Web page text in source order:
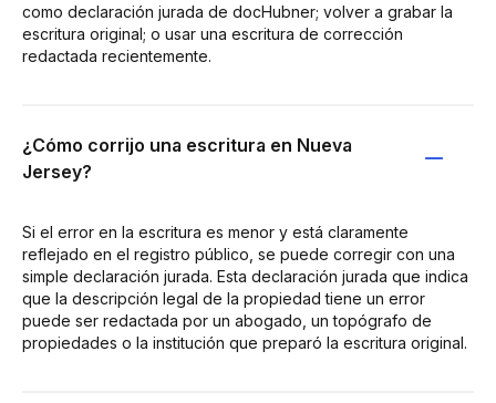
como declaración jurada de docHubner; volver a grabar la
escritura original; o usar una escritura de corrección
redactada recientemente.
¿Cómo corrijo una escritura en Nueva
Jersey?
Si el error en la escritura es menor y está claramente
reflejado en el registro público, se puede corregir con una
simple declaración jurada. Esta declaración jurada que indica
que la descripción legal de la propiedad tiene un error
puede ser redactada por un abogado, un topógrafo de
propiedades o la institución que preparó la escritura original.